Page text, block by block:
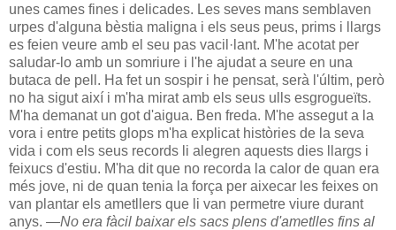
unes cames fines i delicades. Les seves mans semblaven
urpes d'alguna bèstia maligna i els seus peus, prims i llargs
es feien veure amb el seu pas vacil·lant. M'he acotat per
saludar-lo amb un somriure i l'he ajudat a seure en una
butaca de pell. Ha fet un sospir i he pensat, serà l'últim, però
no ha sigut així i m'ha mirat amb els seus ulls esgrogueïts.
M'ha demanat un got d'aigua. Ben freda. M'he assegut a la
vora i entre petits glops m'ha explicat històries de la seva
vida i com els seus records li alegren aquests dies llargs i
feixucs d'estiu. M'ha dit que no recorda la calor de quan era
més jove, ni de quan tenia la força per aixecar les feixes on
van plantar els ametllers que li van permetre viure durant
anys. —No era fàcil baixar els sacs plens d'ametlles fins al